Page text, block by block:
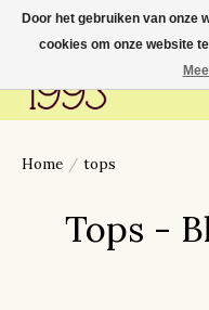
Love to have you around
Home / tops
Tops -
Door het gebruiken van onze
cookies om onze website